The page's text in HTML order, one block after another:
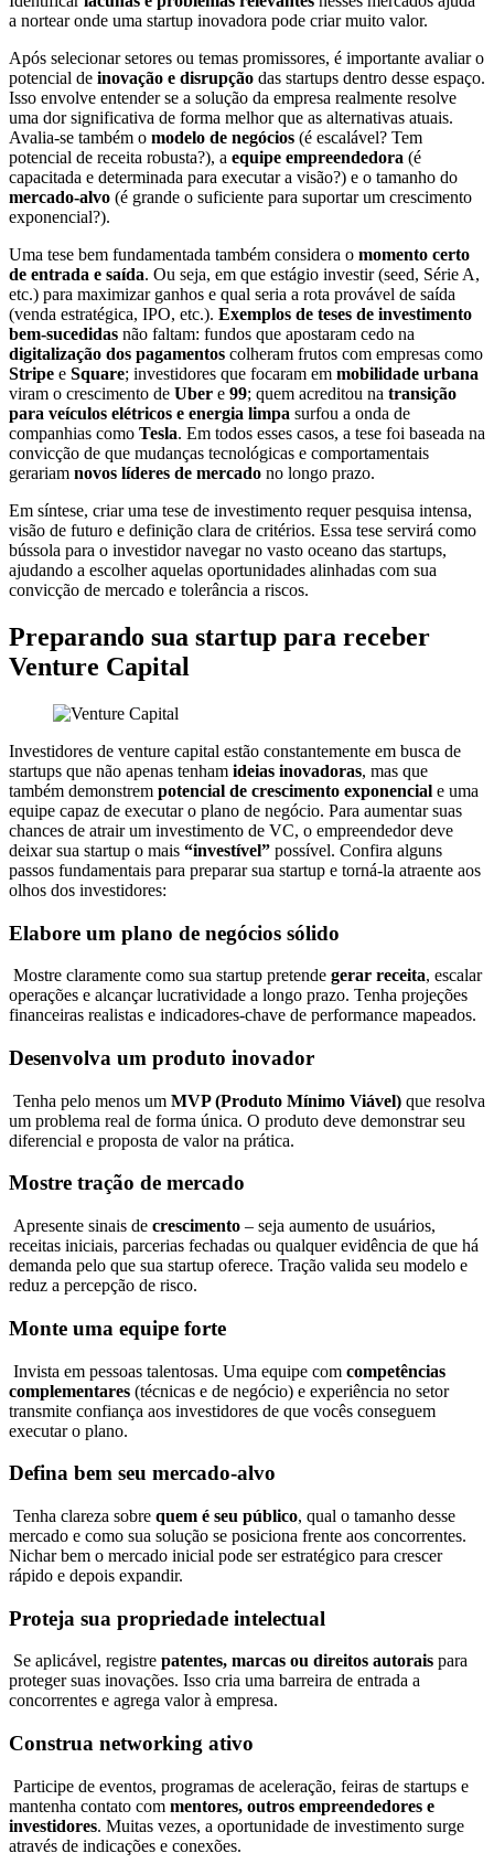
a nortear onde uma startup inovadora pode criar muito valor.
Após selecionar setores ou temas promissores, é importante avaliar o
potencial de inovação e disrupção das startups dentro desse espaço.
Isso envolve entender se a solução da empresa realmente resolve
uma dor significativa de forma melhor que as alternativas atuais.
Avalia-se também o modelo de negócios (é escalável? Tem
potencial de receita robusta?), a equipe empreendedora (é
capacitada e determinada para executar a visão?) e o tamanho do
mercado-alvo (é grande o suficiente para suportar um crescimento
exponencial?).
Uma tese bem fundamentada também considera o momento certo
de entrada e saída. Ou seja, em que estágio investir (seed, Série A,
etc.) para maximizar ganhos e qual seria a rota provável de saída
(venda estratégica, IPO, etc.). Exemplos de teses de investimento
bem-sucedidas não faltam: fundos que apostaram cedo na
digitalização dos pagamentos colheram frutos com empresas como
Stripe e Square; investidores que focaram em mobilidade urbana
viram o crescimento de Uber e 99; quem acreditou na transição
para veículos elétricos e energia limpa surfou a onda de
companhias como Tesla. Em todos esses casos, a tese foi baseada na
convicção de que mudanças tecnológicas e comportamentais
gerariam novos líderes de mercado no longo prazo.
Em síntese, criar uma tese de investimento requer pesquisa intensa,
visão de futuro e definição clara de critérios. Essa tese servirá como
bússola para o investidor navegar no vasto oceano das startups,
ajudando a escolher aquelas oportunidades alinhadas com sua
convicção de mercado e tolerância a riscos.
Preparando sua startup para receber
Venture Capital
Investidores de venture capital estão constantemente em busca de
startups que não apenas tenham ideias inovadoras, mas que
também demonstrem potencial de crescimento exponencial e uma
equipe capaz de executar o plano de negócio. Para aumentar suas
chances de atrair um investimento de VC, o empreendedor deve
deixar sua startup o mais “investível” possível. Confira alguns
passos fundamentais para preparar sua startup e torná-la atraente aos
olhos dos investidores:
Elabore um plano de negócios sólido
Mostre claramente como sua startup pretende gerar receita, escalar
operações e alcançar lucratividade a longo prazo. Tenha projeções
financeiras realistas e indicadores-chave de performance mapeados.
Desenvolva um produto inovador
Tenha pelo menos um MVP (Produto Mínimo Viável) que resolva
um problema real de forma única. O produto deve demonstrar seu
diferencial e proposta de valor na prática.
Mostre tração de mercado
Apresente sinais de crescimento – seja aumento de usuários,
receitas iniciais, parcerias fechadas ou qualquer evidência de que há
demanda pelo que sua startup oferece. Tração valida seu modelo e
reduz a percepção de risco.
Monte uma equipe forte
Invista em pessoas talentosas. Uma equipe com competências
complementares (técnicas e de negócio) e experiência no setor
transmite confiança aos investidores de que vocês conseguem
executar o plano.
Defina bem seu mercado-alvo
Tenha clareza sobre quem é seu público, qual o tamanho desse
mercado e como sua solução se posiciona frente aos concorrentes.
Nichar bem o mercado inicial pode ser estratégico para crescer
rápido e depois expandir.
Proteja sua propriedade intelectual
Se aplicável, registre patentes, marcas ou direitos autorais para
proteger suas inovações. Isso cria uma barreira de entrada a
concorrentes e agrega valor à empresa.
Construa networking ativo
Participe de eventos, programas de aceleração, feiras de startups e
mantenha contato com mentores, outros empreendedores e
investidores. Muitas vezes, a oportunidade de investimento surge
através de indicações e conexões.